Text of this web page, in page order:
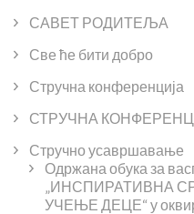
САВЕТ РОДИТЕЉА
Све ће бити добро
Стручна конференција
СТРУЧНА
Стручно усавршавање
Одржана обука за
„ИНСПИРАТИВНА
УЧЕЊЕ ДЕЦЕ“ у